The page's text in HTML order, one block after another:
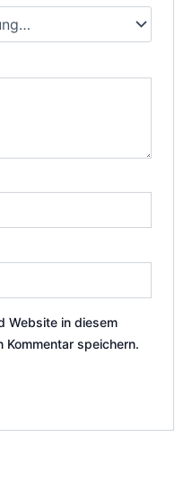
Website in diesem
Kommentar speichern.